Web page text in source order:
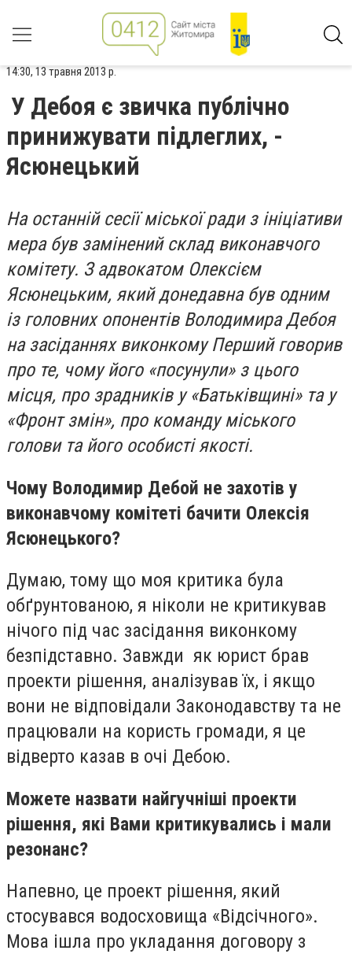
14:30, 13 травня 2013 р.
У Дебоя є звичка публічно
принижувати підлеглих, -
Ясюнецький
На останній сесії міської ради з ініціативи
мера був замінений склад виконавчого
комітету. З адвокатом Олексієм
Ясюнецьким, який донедавна був одним
із головних опонентів Володимира Дебоя
на засіданнях виконкому Перший говорив
про те, чому його «посунули» з цього
місця, про зрадників у «Батьківщині» та у
«Фронт змін», про команду міського
голови та його особисті якості.
Чому Володимир Дебой не захотів у
виконавчому комітеті бачити Олексія
Ясюнецького?
Думаю, тому що моя критика була
обґрунтованою, я ніколи не критикував
нічого під час засідання виконкому
безпідставно. Завжди як юрист брав
проекти рішення, аналізував їх, і якщо
вони не відповідали Законодавству та не
працювали на користь громади, я це
відверто казав в очі Дебою.
Можете назвати найгучніші проекти
рішення, які Вами критикувались і мали
резонанс?
Напевно, це проект рішення, який
стосувався водосховища «Відсічного».
Мова ішла про укладання договору з